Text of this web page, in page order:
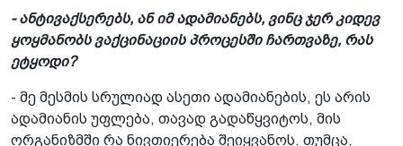
- ანტივაქსერებს, ან იმ ადამიანებს, ვინც ჯერ კიდევ
ყოყმანობს ვაქცინაციის პროცესში ჩართვაზე, რას
ეტყოდი?
- მე მესმის სრულიად ასეთი ადამიანების, ეს არის
ადამიანის უფლება, თავად გადაწყვიტოს, მის
ორგანიზმში რა ნივთიერება შეიყვანოს. თუმცა,